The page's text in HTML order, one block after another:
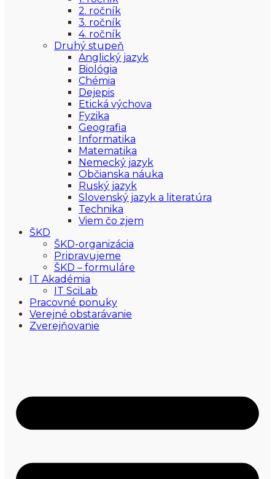
2. ročník
3. ročník
4. ročník
Druhý stupeň
Anglický jazyk
Biológia
Chémia
Dejepis
Etická výchova
Fyzika
Geografia
Informatika
Matematika
Nemecký jazyk
Občianska náuka
Ruský jazyk
Slovenský jazyk a literatúra
Technika
Viem čo zjem
ŠKD
ŠKD-organizácia
Pripravujeme
ŠKD – formuláre
IT Akadémia
IT SciLab
Pracovné ponuky
Verejné obstarávanie
Zverejňovanie